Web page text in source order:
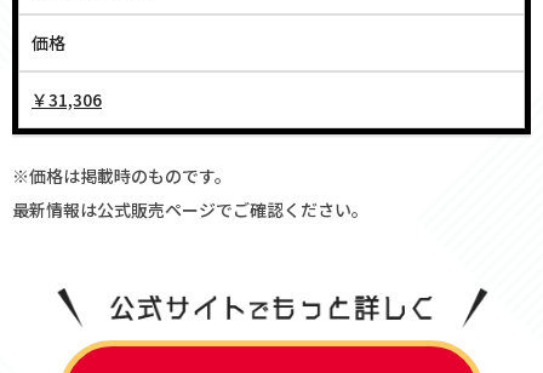
価格
￥31,306
※価格は掲載時のものです。
最新情報は公式販売ページでご確認ください。